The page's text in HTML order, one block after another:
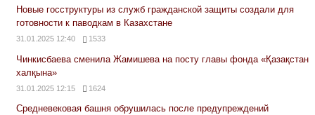
Новые госструктуры из служб гражданской защиты создали для
готовности к паводкам в Казахстане
31.01.2025 12:40 1533
Чинкисбаева сменила Жамишева на посту главы фонда «Қазақстан
халқына»
31.01.2025 12:15 1624
Средневековая башня обрушилась после предупреждений